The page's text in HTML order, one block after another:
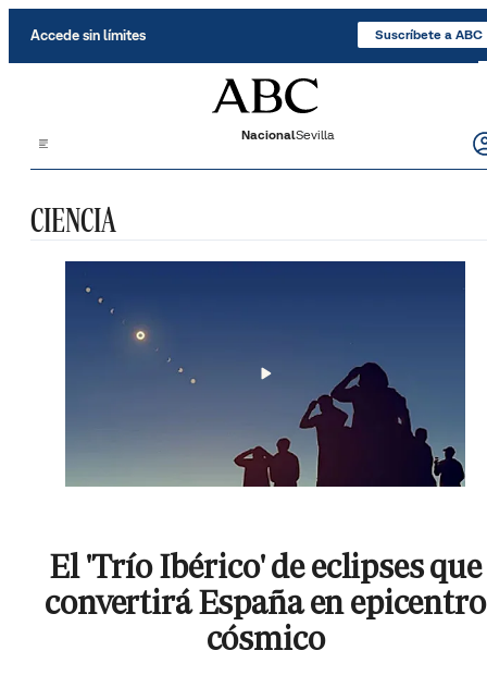
Accede sin límites Suscríbete a ABC
NacionalSevilla
CIENCIA
El 'Trío Ibérico' de eclipses que
convertirá España en epicentro
cósmico